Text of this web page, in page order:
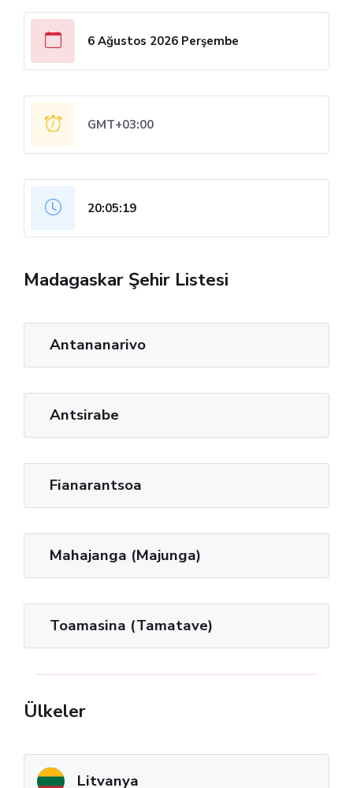
6 Ağustos 2026 Perşembe
GMT+03:00
20:05:19
Madagaskar Şehir Listesi
Antananarivo
Antsirabe
Fianarantsoa
Mahajanga (Majunga)
Toamasina (Tamatave)
Ülkeler
Litvanya